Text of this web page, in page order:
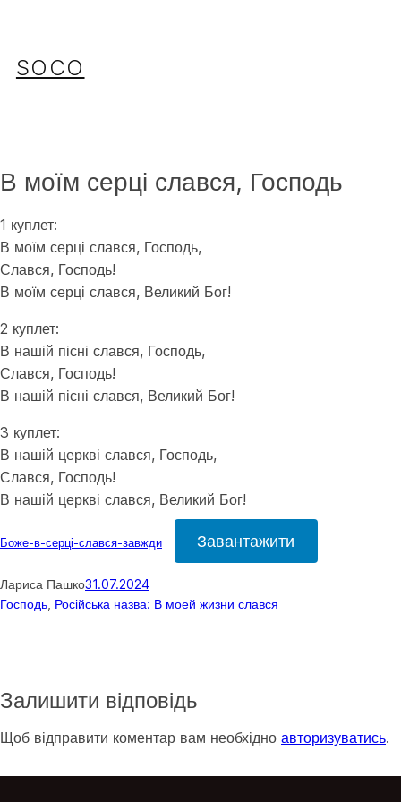
SOCO
В моїм серці слався, Господь
1 куплет:
В моїм серці слався, Господь,
Слався, Господь!
В моїм серці слався, Великий Бог!
2 куплет:
В нашій пісні слався, Господь,
Слався, Господь!
В нашій пісні слався, Великий Бог!
3 куплет:
В нашій церкві слався, Господь,
Слався, Господь!
В нашій церкві слався, Великий Бог!
Боже-в-серці-слався-завжди Завантажити
Лариса Пашко31.07.2024
Господь Російська назва: В моей жизни слався
Залишити відповідь
Щоб відправити коментар вам необхідно авторизуватись.